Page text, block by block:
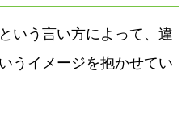
いう言い方によって、違
うイメージを抱かせてい